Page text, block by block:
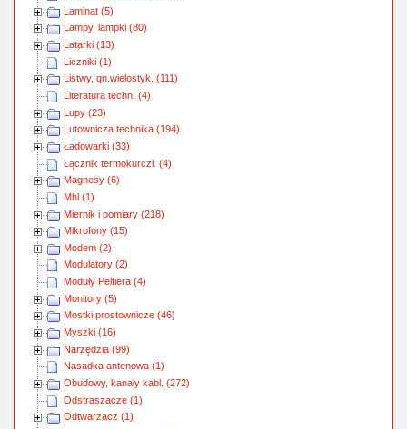
Laminat (5)
Lampy, lampki (80)
Latarki (13)
Liczniki (1)
Listwy, gn.wielostyk. (111)
Literatura techn. (4)
Lupy (23)
Lutownicza technika (194)
Ładowarki (33)
Łącznik termokurczl. (4)
Magnesy (6)
Mhl (1)
Miernik i pomiary (218)
Mikrofony (15)
Modem (2)
Modulatory (2)
Moduły Peltiera (4)
Monitory (5)
Mostki prostownicze (46)
Myszki (16)
Narzędzia (99)
Nasadka antenowa (1)
Obudowy, kanały kabl. (272)
Odstraszacze (1)
Odtwarzacz (1)